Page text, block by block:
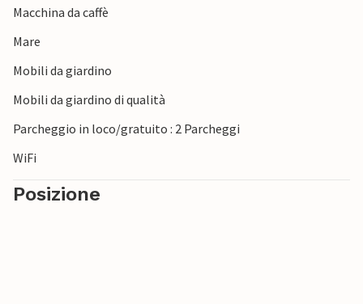
Macchina da caffè
Mare
Mobili da giardino
Mobili da giardino di qualità
Parcheggio in loco/gratuito : 2 Parcheggi
WiFi
Posizione